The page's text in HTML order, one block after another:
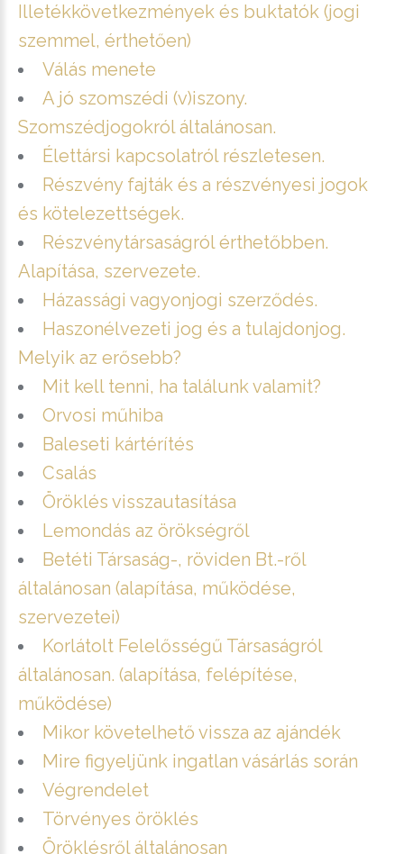
Illetékkövetkezmények és buktatók (jogi
szemmel, érthetően)
Válás menete
A jó szomszédi (v)iszony.
Szomszédjogokról általánosan.
Élettársi kapcsolatról részletesen.
Részvény fajták és a részvényesi jogok
és kötelezettségek.
Részvénytársaságról érthetőbben.
Alapítása, szervezete.
Házassági vagyonjogi szerződés.
Haszonélvezeti jog és a tulajdonjog.
Melyik az erősebb?
Mit kell tenni, ha találunk valamit?
Orvosi műhiba
Baleseti kártérítés
Csalás
Öröklés visszautasítása
Lemondás az örökségről
Betéti Társaság-, röviden Bt.-ről
általánosan (alapítása, működése,
szervezetei)
Korlátolt Felelősségű Társaságról
általánosan. (alapítása, felépítése,
működése)
Mikor követelhető vissza az ajándék
Mire figyeljünk ingatlan vásárlás során
Végrendelet
Törvényes öröklés
Öröklésről általánosan